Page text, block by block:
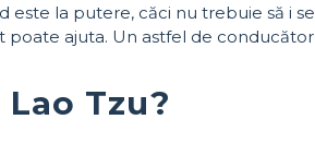
este la putere, căci nu trebuie să i se
poate ajuta. Un astfel de conducător
Tzu?